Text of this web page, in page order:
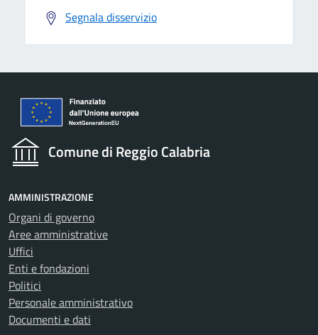
Segnala disservizio
Comune di Reggio Calabria
AMMINISTRAZIONE
Organi di governo
Aree amministrative
Uffici
Enti e fondazioni
Politici
Personale amministrativo
Documenti e dati